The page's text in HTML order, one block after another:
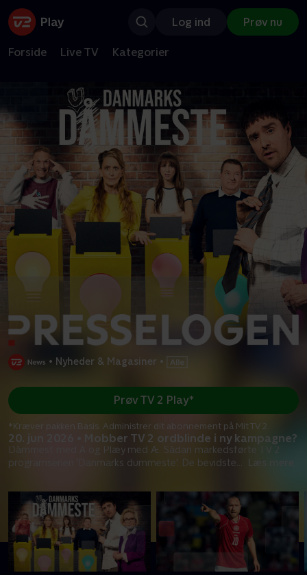
Log ind Prøv nu
Forside Live TV Kategorier
• Nyheder & Magasiner •
20. jun 2026 • Mobber TV 2 ordblinde i ny kampagne?
Dåmmest med Å og Plæy med Æ. Sådan markedsførte TV 2
programserien 'Danmarks dummeste'. De bevidste
Læs mere
Prøv TV 2 Play*
*Kræver pakken Basis. Administrer dit abonnement på Mit TV 2.